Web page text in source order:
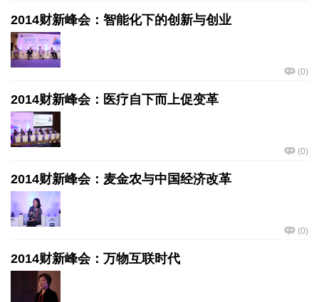
2014财新峰会：智能化下的创新与创业
(0)
2014财新峰会：医疗自下而上促变革
(0)
2014财新峰会：麦金农与中国经济改革
(0)
2014财新峰会：万物互联时代